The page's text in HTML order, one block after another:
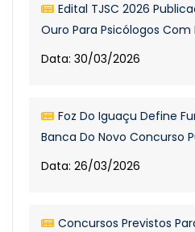
Edital TJSC 2026
Ouro Para Psicólogos Com
Data: 30/03/2026
Foz Do Iguaçu Define
Banca Do Novo Concurso
Data: 26/03/2026
Concursos Previstos